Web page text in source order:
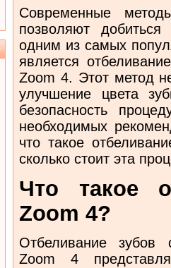
Современные
позволяют
одним из самых
является
Zoom 4. Этот метод
улучшение цвета
безопасность
необходимых
что такое
сколько стоит эта
Что такое
Zoom 4?
Отбеливание зубов
Zoom 4